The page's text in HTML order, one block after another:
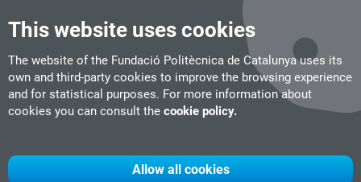
This website uses cookies
The website of the Fundació Politècnica de Catalunya uses its
own and third-party cookies to improve the browsing experience
and for statistical purposes. For more information about
cookies you can consult the cookie policy.
Allow all cookies